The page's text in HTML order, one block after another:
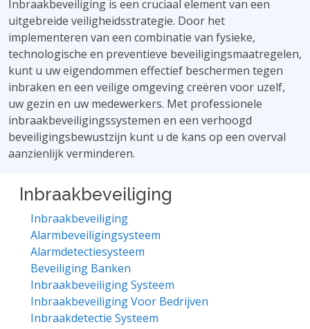
Inbraakbeveiliging is een cruciaal element van een
uitgebreide veiligheidsstrategie. Door het
implementeren van een combinatie van fysieke,
technologische en preventieve beveiligingsmaatregelen,
kunt u uw eigendommen effectief beschermen tegen
inbraken en een veilige omgeving creëren voor uzelf,
uw gezin en uw medewerkers. Met professionele
inbraakbeveiligingssystemen en een verhoogd
beveiligingsbewustzijn kunt u de kans op een overval
aanzienlijk verminderen.
Inbraakbeveiliging
Inbraakbeveiliging
Alarmbeveiligingsysteem
Alarmdetectiesysteem
Beveiliging Banken
Inbraakbeveiliging Systeem
Inbraakbeveiliging Voor Bedrijven
Inbraakdetectie Systeem